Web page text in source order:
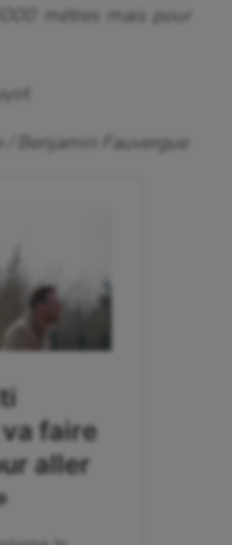
mètres mais pour
/ Benjamin Fauvergue